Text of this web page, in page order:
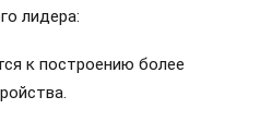
лидера:
к построению более